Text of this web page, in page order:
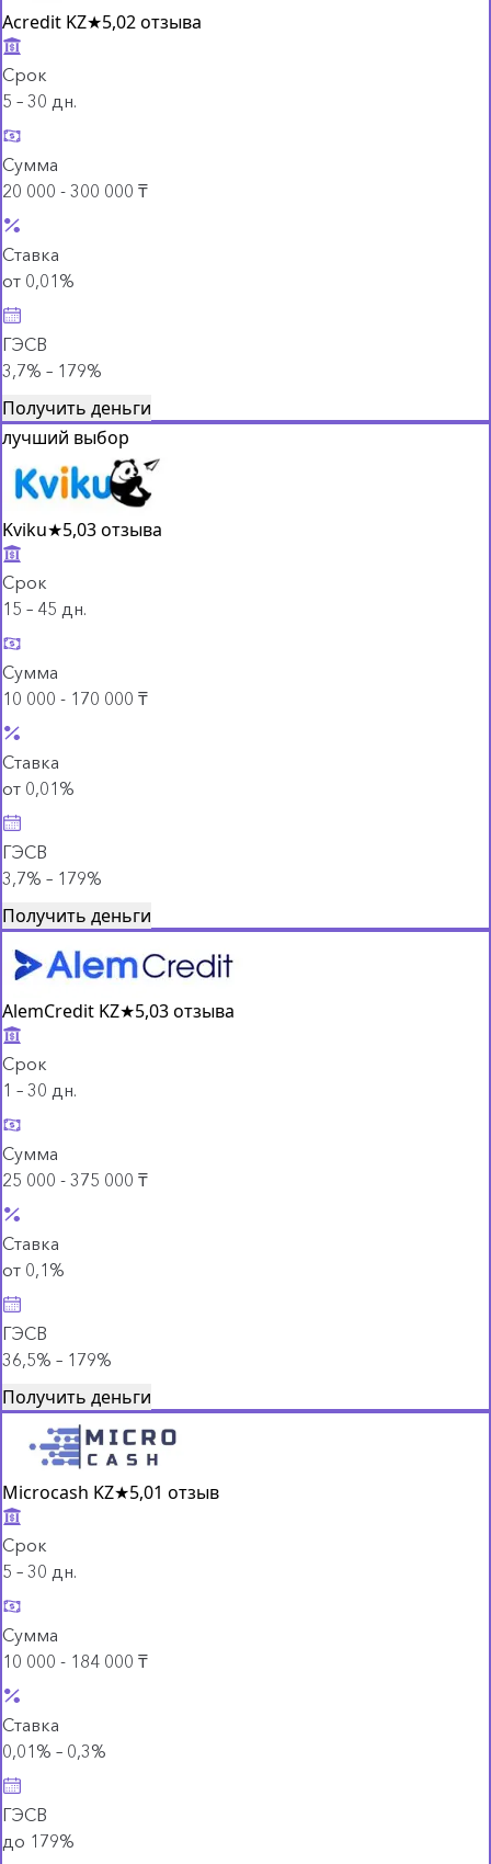
Acredit KZ★5,02 отзыва
Срок
5 – 30 дн.
Сумма
20 000 - 300 000 ₸
Ставка
от 0,01%
ГЭСВ
3,7% – 179%
Получить деньги
лучший выбор
Kviku★5,03 отзыва
Срок
15 – 45 дн.
Сумма
10 000 - 170 000 ₸
Ставка
от 0,01%
ГЭСВ
3,7% – 179%
Получить деньги
AlemCredit KZ★5,03 отзыва
Срок
1 – 30 дн.
Сумма
25 000 - 375 000 ₸
Ставка
от 0,1%
ГЭСВ
36,5% – 179%
Получить деньги
Microcash KZ★5,01 отзыв
Срок
5 – 30 дн.
Сумма
10 000 - 184 000 ₸
Ставка
0,01% – 0,3%
ГЭСВ
до 179%